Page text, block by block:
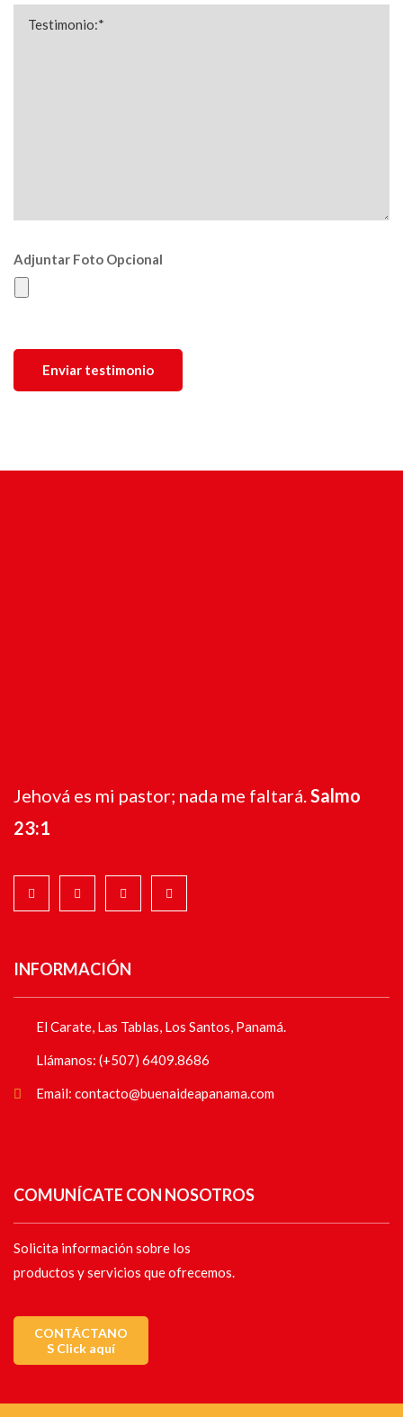
Adjuntar Foto Opcional
Jehová es mi pastor; nada me faltará.Salmo
23:1
INFORMACIÓN
El Carate, Las Tablas, Los Santos, Panamá.
Llámanos: (+507) 6409.8686
Email: contacto@buenaideapanama.com
COMUNÍCATE CON NOSOTROS
Solicita información sobre los
productos y servicios que ofrecemos.
CONTÁCTANO
S Click aquí